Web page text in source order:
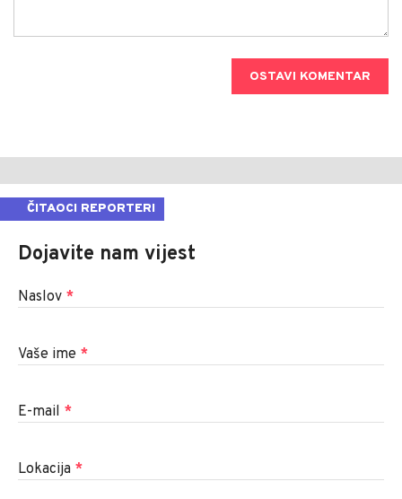
OSTAVI KOMENTAR
ČITAOCI REPORTERI
Dojavite nam vijest
Naslov *
Vaše ime *
E-mail *
Lokacija *